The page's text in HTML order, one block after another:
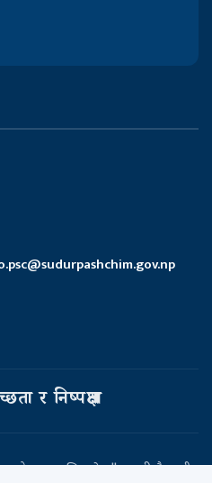
विकास मन्त्रालय
विकास मन्त्रालय
र निष्पक्षता
सुदूरपश्चिम प्रदेश || धनगढी, कैलाली